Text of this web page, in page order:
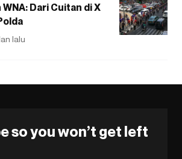
Dari Cuitan di X
lalu
so you won’t get left